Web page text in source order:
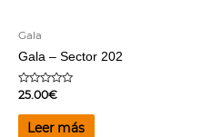
Gala
Gala – Sector 202
Valorado
0
25.00€
Leer más